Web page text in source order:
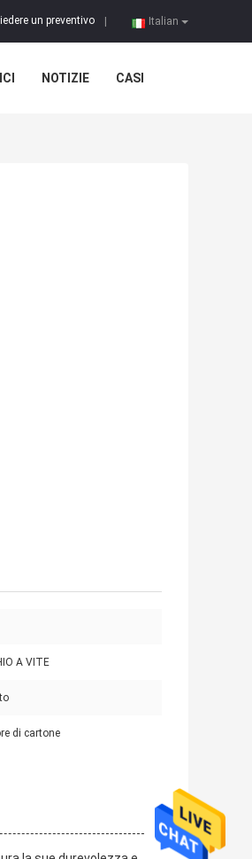
Italian
un preventivo
NOTIZIE CASI
A VITE
di cartone